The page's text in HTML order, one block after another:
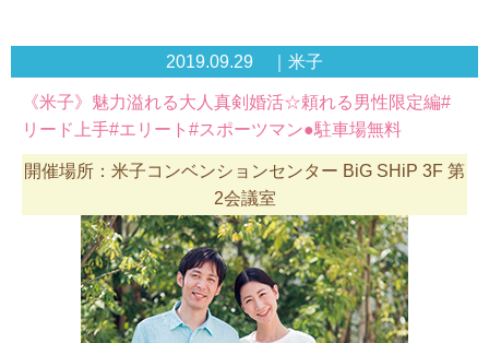
2019.09.29 ｜米子
《米子》魅力溢れる大人真剣婚活☆頼れる男性限定編#
リード上手#エリート#スポーツマン●駐車場無料
開催場所：米子コンベンションセンター BiG SHiP 3F 第
2会議室